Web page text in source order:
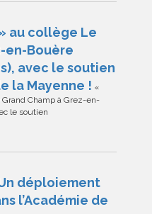
» au collège Le
en-Bouère
avec le soutien
la Mayenne ! «
Grand Champ à Grez-en-
le soutien
Un déploiement
l’Académie de